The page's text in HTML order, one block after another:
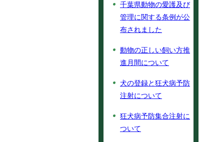
千葉県動物の愛護及び
管理に関する条例が公
布されました
動物の正しい飼い方推
進月間について
犬の登録と狂犬病予防
注射について
狂犬病予防集合注射に
ついて